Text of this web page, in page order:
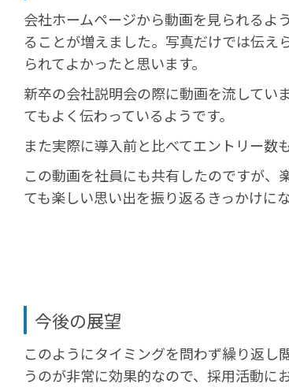
会社ホームページから動画を見られるよ
ることが増えました。写真だけでは伝え
られてよかったと思います。
新卒の会社説明会の際に動画を流してい
てもよく伝わっているようです。
また実際に導入前と比べてエントリー数
この動画を社員にも共有したのですが、
ても楽しい思い出を振り返るきっかけに
今後の展望
このようにタイミングを問わず繰り返
うのが非常に効果的なので、採用活動に